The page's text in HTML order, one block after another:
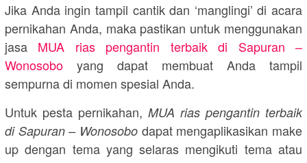
Jika Anda ingin tampil cantik dan ‘manglingi’ di acara
pernikahan Anda, maka pastikan untuk menggunakan
jasa MUA rias pengantin terbaik di Sapuran –
Wonosobo yang dapat membuat Anda tampil
sempurna di momen spesial Anda.
Untuk pesta pernikahan, MUA rias pengantin terbaik
di Sapuran – Wonosobo dapat mengaplikasikan make
up dengan tema yang selaras mengikuti tema atau